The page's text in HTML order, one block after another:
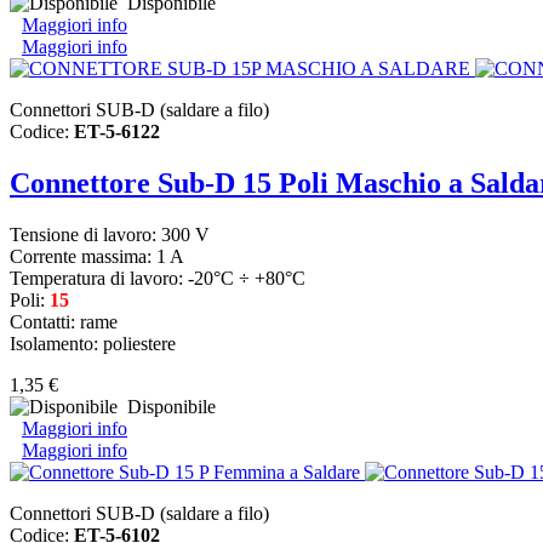
Maggiori info
Maggiori info
Connettori SUB-D (saldare a filo)
Codice: ET-5-6122
Connettore Sub-D 15 Poli Maschio a
Tensione di lavoro: 300 V
Corrente massima: 1 A
Temperatura di lavoro: -20°C ÷ +80°C
Poli: 15
Contatti: rame
Isolamento: poliestere
1,35 €
Disponibile
Maggiori info
Maggiori info
Connettori SUB-D (saldare a filo)
Codice: ET-5-6102